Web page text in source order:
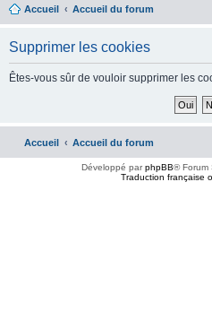
Accueil
Accueil du forum
Supprimer les cookies
Êtes-vous sûr de vouloir supprimer les
Accueil Accueil du forum
Développé parphpBB® Forum
Traduction française